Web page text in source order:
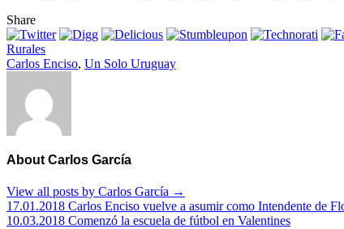
Share
Rurales
Carlos Enciso, Un Solo Uruguay
About Carlos García
View all posts by Carlos García →
17.01.2018 Carlos Enciso vuelve a asumir como Intendente de
10.03.2018 Comenzó la escuela de fútbol en Valentines